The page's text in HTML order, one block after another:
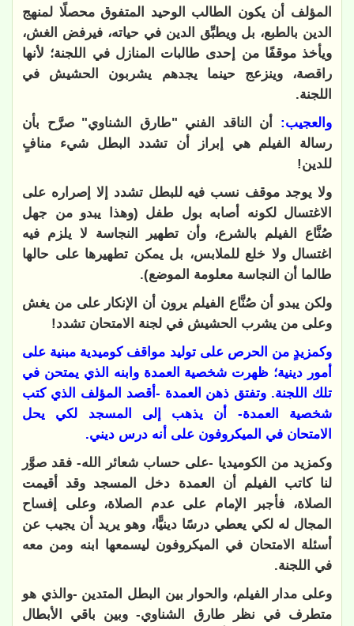
المؤلف أن يكون الطالب الوحيد المتفوق محصلًا لمنهج
الدين بالطبع، بل ويطبِّق الدين في حياته، فيرفض الغش،
ويأخذ موقفًا من إحدى طالبات المنازل في اللجنة؛ لأنها
راقصة، وينزعج حينما يجدهم يشربون الحشيش في
اللجنة.
والعجيب: أن الناقد الفني "طارق الشناوي" صرَّح بأن
رسالة الفيلم هي إبراز أن تشدد البطل شيء منافٍ
للدين!
ولا يوجد موقف نسب فيه للبطل تشدد إلا إصراره على
الاغتسال لكونه أصابه بول طفل (وهذا يبدو من جهل
صُنَّاع الفيلم بالشرع، وأن تطهير النجاسة لا يلزم فيه
اغتسال ولا خلع للملابس، بل يمكن تطهيرها على حالها
طالما أن النجاسة معلومة الموضع).
ولكن يبدو أن صُنَّاع الفيلم يرون أن الإنكار على من يغش
وعلى من يشرب الحشيش في لجنة الامتحان تشدد!
وكمزيدٍ من الحرص على توليد مواقف كوميدية مبنية على
أمور دينية؛ ظهرت شخصية العمدة وابنه الذي يمتحن في
تلك اللجنة. وتفتق ذهن العمدة -أقصد المؤلف الذي كتب
شخصية العمدة- أن يذهب إلى المسجد لكي يحل
الامتحان في الميكروفون على أنه درس ديني.
وكمزيد من الكوميديا -على حساب شعائر الله- فقد صوَّر
لنا كاتب الفيلم أن العمدة دخل المسجد وقد أقيمت
الصلاة، فأجبر الإمام على عدم الصلاة، وعلى إفساح
المجال له لكي يعطي درسًا دينيًّا، وهو يريد أن يجيب عن
أسئلة الامتحان في الميكروفون ليسمعها ابنه ومن معه
في اللجنة.
وعلى مدار الفيلم، والحوار بين البطل المتدين -والذي هو
متطرف في نظر طارق الشناوي- وبين باقي الأبطال